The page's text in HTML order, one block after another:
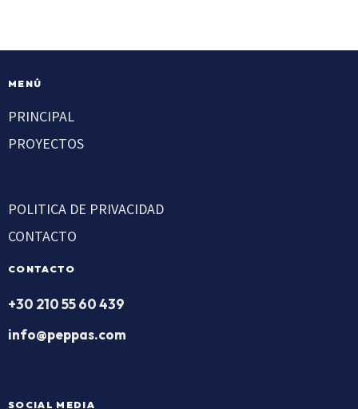
MENÚ
PRINCIPAL
PROYECTOS
POLITICA DE PRIVACIDAD
CONTACTO
CONTACTO
+30 210 55 60 439
info@peppas.com
SOCIAL MEDIA